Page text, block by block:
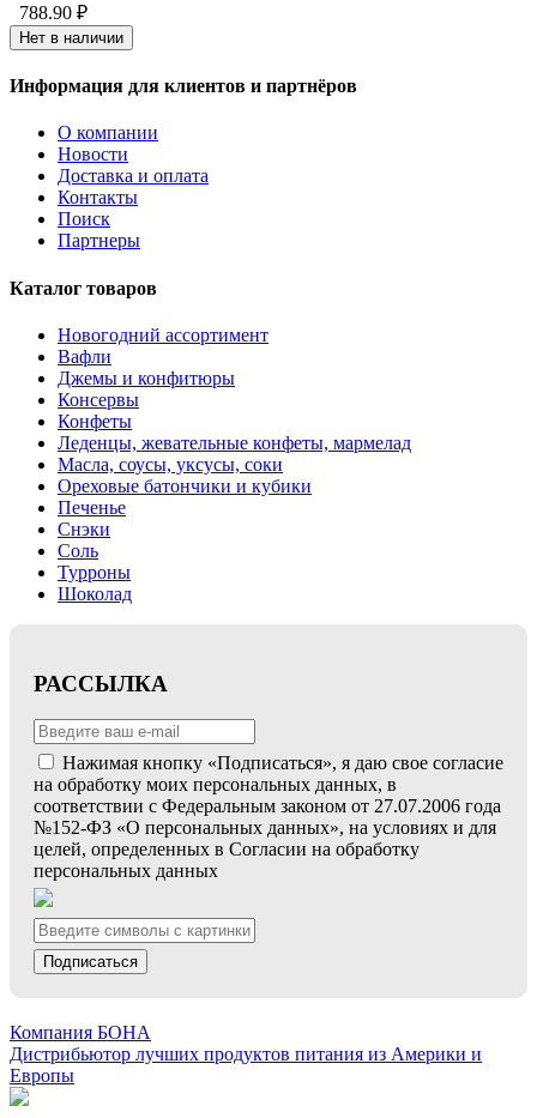
788.90 ₽
Нет в наличии
Информация для клиентов и партнёров
О компании
Новости
Доставка и оплата
Контакты
Поиск
Партнеры
Каталог товаров
Новогодний ассортимент
Вафли
Джемы и конфитюры
Консервы
Конфеты
Леденцы, жевательные конфеты, мармелад
Масла, соусы, уксусы, соки
Ореховые батончики и кубики
Печенье
Снэки
Соль
Турроны
Шоколад
РАССЫЛКА
Нажимая кнопку «Подписаться», я даю свое согласие
на обработку моих персональных данных, в
соответствии с Федеральным законом от 27.07.2006 года
№152-ФЗ «О персональных данных», на условиях и для
целей, определенных в Согласии на обработку
персональных данных
Подписаться
Компания БОНА
Дистрибьютор лучших продуктов питания из Америки и
Европы